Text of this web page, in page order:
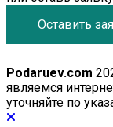
Оставить
Podaruev.com
являемся
уточняйте по